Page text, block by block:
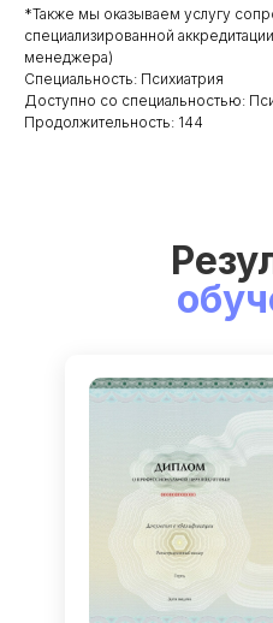
*Также мы оказываем услугу
специализированной
менеджера)
Специальность: Психиатрия
Доступно со специальностью:
Продолжительность: 144